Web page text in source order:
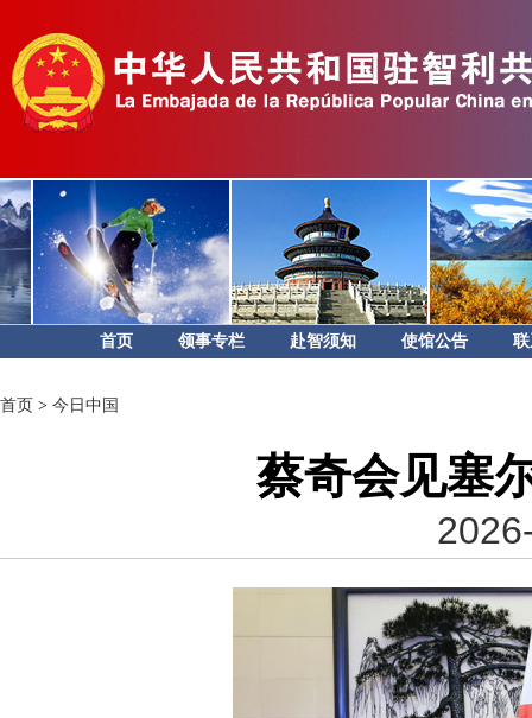
首页 领事专栏 赴智须知 使馆公告
首页 > 今日中国
蔡奇会见塞